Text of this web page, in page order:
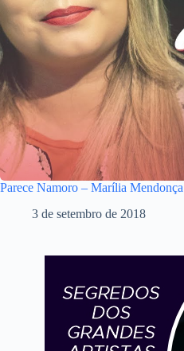
Parece Namoro – Marília Mendonça
3 de setembro de 2018